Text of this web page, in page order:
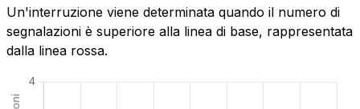
Un'interruzione viene determinata quando il numero di
segnalazioni è superiore alla linea di base, rappresentata
dalla linea rossa.